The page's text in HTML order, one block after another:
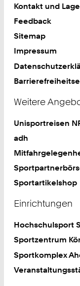
Kontakt und
Feedback
Sitemap
Impressum
Weitere
Unisportreisen
adh
Sportartikelshop
Einrichtungen
Hochschulsport
Sportzentrum
Sportkomplex